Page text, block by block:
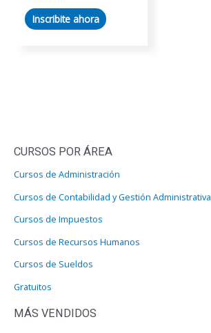
Inscribite ahora
CURSOS POR ÁREA
Cursos de Administración
Cursos de Contabilidad y Gestión Administrativa
Cursos de Impuestos
Cursos de Recursos Humanos
Cursos de Sueldos
Gratuitos
MÁS VENDIDOS